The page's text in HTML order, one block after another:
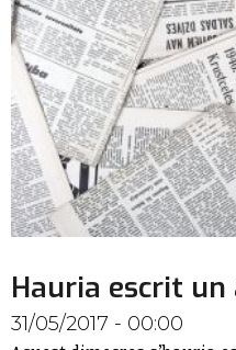
Hauria escrit
31/05/2017 - 00:00